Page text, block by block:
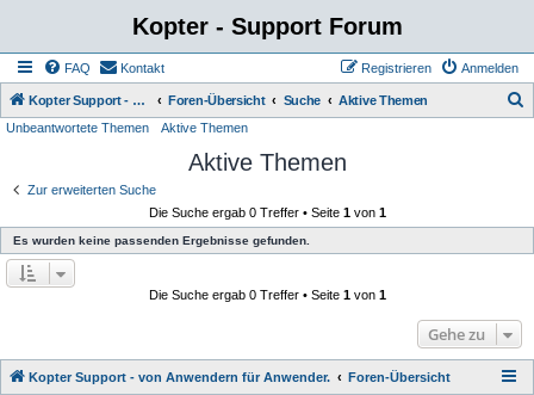
Kopter - Support Forum
FAQ Kontakt Anmelden
Registrieren
Kopter Support - von Anwendern für Anwender. Foren-Übersicht Suche Aktive Themen
Unbeantwortete Themen Aktive Themen
Aktive Themen
Zur erweiterten Suche
Die Suche ergab 0 Treffer • Seite 1von 1
Es wurden keine passenden Ergebnisse gefunden.
Die Suche ergab 0 Treffer • Seite 1von 1
Gehe zu
Kopter Support - von Anwendern für Anwender. Foren-Übersicht